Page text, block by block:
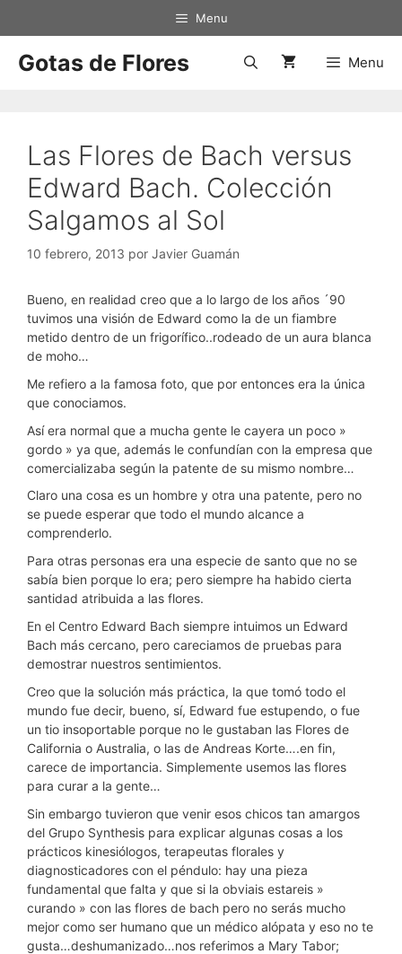
Menu
Gotas de Flores Menu
Las Flores de Bach versus
Edward Bach. Colección
Salgamos al Sol
10 febrero, 2013 por Javier Guamán
Bueno, en realidad creo que a lo largo de los años ´90
tuvimos una visión de Edward como la de un fiambre
metido dentro de un frigorífico..rodeado de un aura blanca
de moho…
Me refiero a la famosa foto, que por entonces era la única
que conociamos.
Así era normal que a mucha gente le cayera un poco »
gordo » ya que, además le confundían con la empresa que
comercializaba según la patente de su mismo nombre…
Claro una cosa es un hombre y otra una patente, pero no
se puede esperar que todo el mundo alcance a
comprenderlo.
Para otras personas era una especie de santo que no se
sabía bien porque lo era; pero siempre ha habido cierta
santidad atribuida a las flores.
En el Centro Edward Bach siempre intuimos un Edward
Bach más cercano, pero careciamos de pruebas para
demostrar nuestros sentimientos.
Creo que la solución más práctica, la que tomó todo el
mundo fue decir, bueno, sí, Edward fue estupendo, o fue
un tio insoportable porque no le gustaban las Flores de
California o Australia, o las de Andreas Korte….en fin,
carece de importancia. Simplemente usemos las flores
para curar a la gente…
Sin embargo tuvieron que venir esos chicos tan amargos
del Grupo Synthesis para explicar algunas cosas a los
prácticos kinesiólogos, terapeutas florales y
diagnosticadores con el péndulo: hay una pieza
fundamental que falta y que si la obviais estareis »
curando » con las flores de bach pero no serás mucho
mejor como ser humano que un médico alópata y eso no te
gusta…deshumanizado…nos referimos a Mary Tabor;